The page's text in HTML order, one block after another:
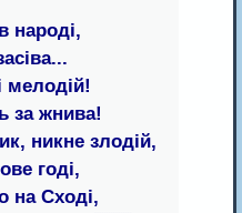
народі,
мелодій!
за жнива!
никне злодій,
годі,
на Сході,